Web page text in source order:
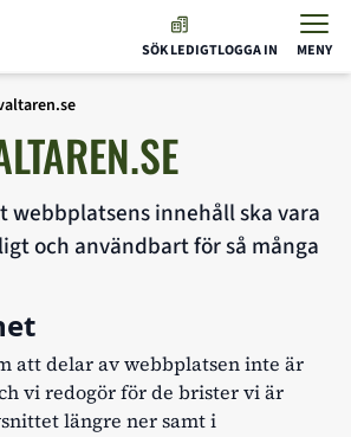
SÖK LEDIGTLOGGA IN MENY
webbplatsens innehåll ska vara
och användbart för så många
att delar av webbplatsen inte är
vi redogör för de brister vi är
längre ner samt i